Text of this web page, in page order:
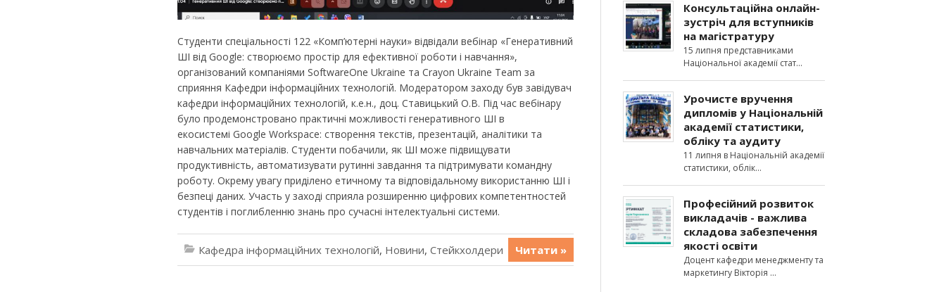
Студенти спеціальності 122 «Комп’ютерні науки» відвідали вебінар «Генеративний
ШІ від Google: створюємо простір для ефективної роботи і навчання»,
організований компаніями SoftwareOne Ukraine та Crayon Ukraine Team за
сприяння Кафедри інформаційних технологій. Модератором заходу був завідувач
кафедри інформаційних технологій, к.е.н., доц. Ставицький О.В. Під час вебінару
було продемонстровано практичні можливості генеративного ШІ в
екосистемі Google Workspace: створення текстів, презентацій, аналітики та
навчальних матеріалів. Студенти побачили, як ШІ може підвищувати
продуктивність, автоматизувати рутинні завдання та підтримувати командну
роботу. Окрему увагу приділено етичному та відповідальному використанню ШІ і
безпеці даних. Участь у заході сприяла розширенню цифрових компетентностей
студентів і поглибленню знань про сучасні інтелектуальні системи.
Кафедра інформаційних технологій, Новини, Стейкхолдери Читати »
Консультаційна онлайн-
зустріч для вступників
на магістратуру
15 липня представниками
Національної академії стат
Урочисте вручення
дипломів у Національній
академії статистики,
обліку та аудиту
11 липня в Національній академії
статистики, облік
Професійний розвиток
викладачів - важлива
складова забезпечення
якості освіти
Доцент кафедри менеджменту та
маркетингу Вікторія